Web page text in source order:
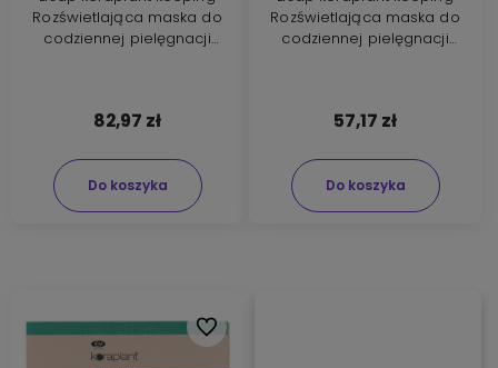
Rozświetlająca maska do
codziennej pielęgnacji
82,97 zł
Do koszyka
Rozświetlająca maska do
codziennej pielęgnacji
57,17 zł
Do koszyka
Do ulubionych